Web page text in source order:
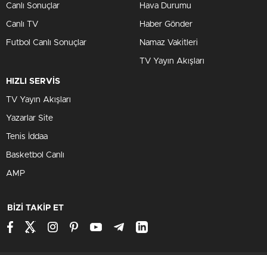
Canlı Sonuçlar
Canlı TV
Futbol Canlı Sonuçlar
Hava Durumu
Haber Gönder
Namaz Vakitleri
TV Yayın Akışları
HIZLI SERVİS
TV Yayın Akışları
Yazarlar Site
Tenis İddaa
Basketbol Canlı
AMP
BİZİ TAKİP ET